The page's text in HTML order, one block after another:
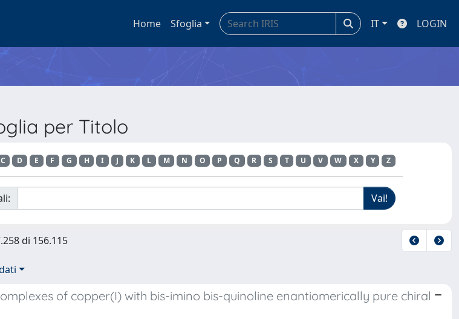
Home Sfoglia IT LOGIN
per Titolo
C D E F G H I J K L M N O P Q R S T U V W X Y Z
di 156.115
of copper(I) with bis-imino bis-quinoline enantiomerically pure chiral